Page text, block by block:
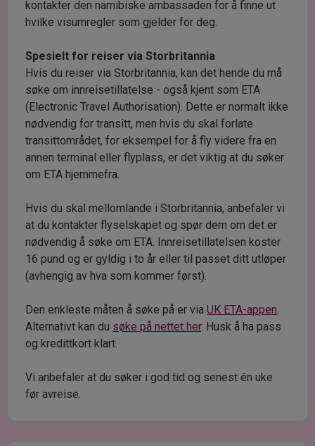
kontakter den namibiske ambassaden for å finne ut
hvilke visumregler som gjelder for deg.
Spesielt for reiser via Storbritannia
Hvis du reiser via Storbritannia, kan det hende du må
søke om innreisetillatelse - også kjent som ETA
(Electronic Travel Authorisation). Dette er normalt ikke
nødvendig for transitt, men hvis du skal forlate
transittområdet, for eksempel for å fly videre fra en
annen terminal eller flyplass, er det viktig at du søker
om ETA hjemmefra.
Hvis du skal mellomlande i Storbritannia, anbefaler vi
at du kontakter flyselskapet og spør dem om det er
nødvendig å søke om ETA. Innreisetillatelsen koster
16 pund og er gyldig i to år eller til passet ditt utløper
(avhengig av hva som kommer først).
Den enkleste måten å søke på er viaUK ETA-appen
Alternativt kan du søke på nettet her. Husk å ha pass
og kredittkort klart.
Vi anbefaler at du søker i god tid og senest én uke
før avreise.